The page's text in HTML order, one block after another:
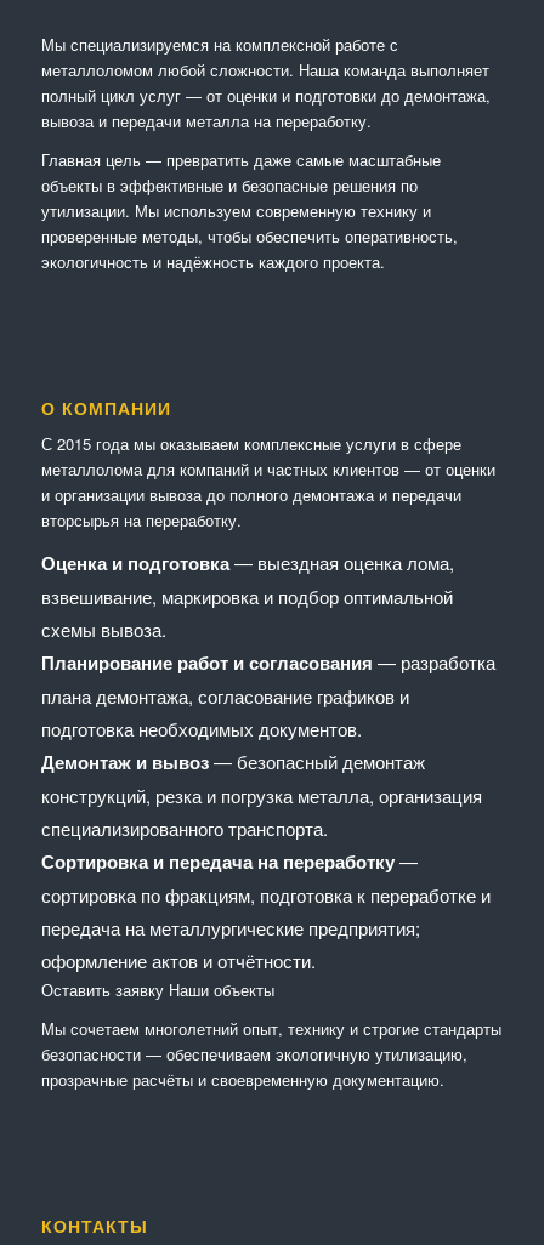
Мы специализируемся на комплексной работе с
металлоломом любой сложности. Наша команда выполняет
полный цикл услуг — от оценки и подготовки до демонтажа,
вывоза и передачи металла на переработку.
Главная цель — превратить даже самые масштабные
объекты в эффективные и безопасные решения по
утилизации. Мы используем современную технику и
проверенные методы, чтобы обеспечить оперативность,
экологичность и надёжность каждого проекта.
О КОМПАНИИ
С 2015 года мы оказываем комплексные услуги в сфере
металлолома для компаний и частных клиентов — от оценки
и организации вывоза до полного демонтажа и передачи
вторсырья на переработку.
Оценка и подготовка— выездная оценка лома,
взвешивание, маркировка и подбор оптимальной
схемы вывоза.
Планирование работ и согласования — разработка
плана демонтажа, согласование графиков и
подготовка необходимых документов.
Демонтаж и вывоз— безопасный демонтаж
конструкций, резка и погрузка металла, организация
специализированного транспорта.
Сортировка и передача на переработку—
сортировка по фракциям, подготовка к переработке и
передача на металлургические предприятия;
оформление актов и отчётности.
Оставить заявку Наши объекты
Мы сочетaем многолетний опыт, технику и строгие стандарты
безопасности — обеспечиваем экологичную утилизацию,
прозрачные расчёты и своевременную документацию.
КОНТАКТЫ